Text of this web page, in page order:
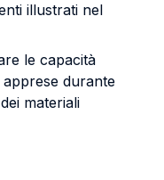
illustrati nel
le capacità
durante
materiali